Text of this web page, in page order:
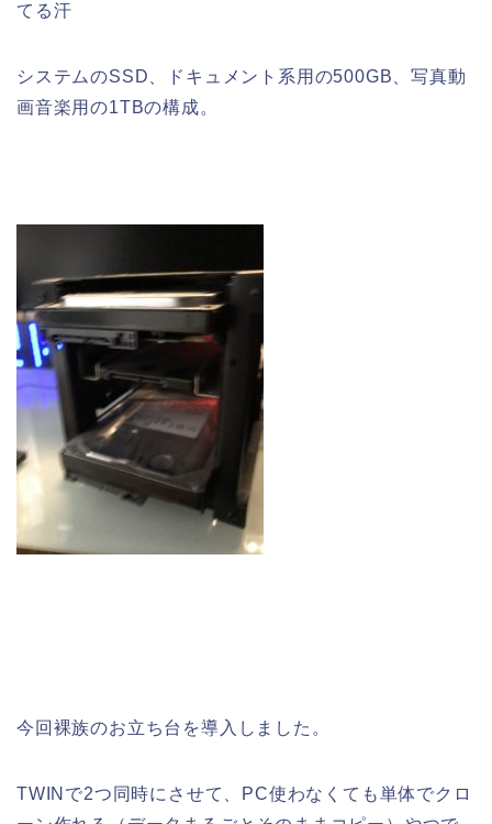
てる汗
システムのSSD、ドキュメント系用の500GB、写真動
画音楽用の1TBの構成。
今回裸族のお立ち台を導入しました。
TWINで2つ同時にさせて、PC使わなくても単体でクロ